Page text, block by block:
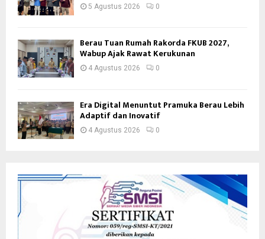
5 Agustus 2026 0
Berau Tuan Rumah Rakorda FKUB 2027,
Wabup Ajak Rawat Kerukunan
4 Agustus 2026 0
Era Digital Menuntut Pramuka Berau Lebih
Adaptif dan Inovatif
4 Agustus 2026 0